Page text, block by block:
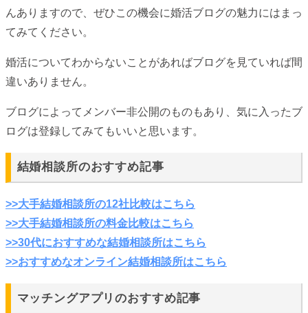
んありますので、ぜひこの機会に婚活ブログの魅力にはまっ
てみてください。
婚活についてわからないことがあればブログを見ていれば間
違いありません。
ブログによってメンバー非公開のものもあり、気に入ったブ
ログは登録してみてもいいと思います。
結婚相談所のおすすめ記事
>>大手結婚相談所の12社比較はこちら
>>大手結婚相談所の料金比較はこちら
>>30代におすすめな結婚相談所はこちら
>>おすすめなオンライン結婚相談所はこちら
マッチングアプリのおすすめ記事